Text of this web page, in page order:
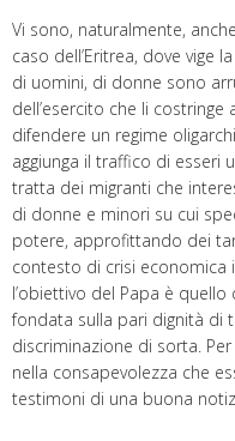
Vi sono, naturalmente,
caso dell’Eritrea, dove vige
di uomini, di donne sono
dell’esercito che li
difendere un regime
aggiunga il traffico di esseri
tratta dei migranti che
di donne e minori su cui
potere, approfittando dei
contesto di crisi economica
l’obiettivo del Papa è
fondata sulla pari dignità di
discriminazione di sorta.
nella consapevolezza che
testimoni di una buona